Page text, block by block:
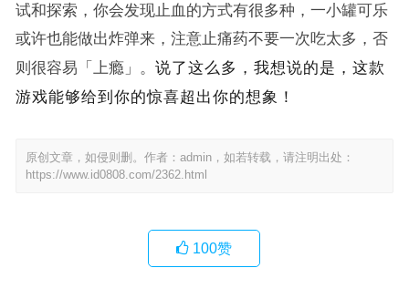
试和探索，你会发现止血的方式有很多种，一小罐可乐
或许也能做出炸弹来，注意止痛药不要一次吃太多，否
则很容易「上瘾」。 说了这么多，我想说的是，这款
游戏能够给到你的惊喜超出你的想象！
原创文章，如侵则删。作者：admin，如若转载，请注明出处：
https://www.id0808.com/2362.html
100赞